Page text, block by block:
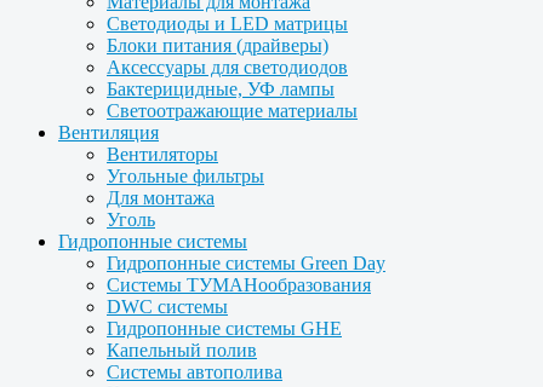
Светодиоды и LED матрицы
Блоки питания (драйверы)
Аксессуары для светодиодов
Бактерицидные, УФ лампы
Светоотражающие материалы
Вентиляция
Вентиляторы
Угольные фильтры
Для монтажа
Уголь
Гидропонные системы
Гидропонные системы Green Day
Системы ТУМАНообразования
DWC системы
Гидропонные системы GHE
Капельный полив
Системы автополива